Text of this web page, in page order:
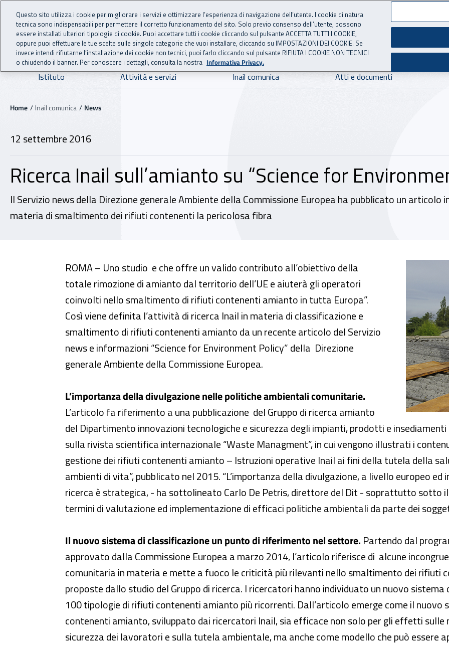
Vai al menu principale
Vai al contenuto principale
INAIL - Istituto Nazionale per l'Assicurazione
Navigazione principale
Istituto Attività e servizi Inail comunica Atti e documenti
Navigazione - Ti trovi in:
Home Inail comunica News
12 settembre 2016
Ricerca Inail sull’amianto su “Science for
Il Servizio news della Direzione generale Ambiente della Commissione Europea ha pubblicato un
materia di smaltimento dei rifiuti contenenti la pericolosa fibra
Ricerca Inail sull’amianto su “Science for Environment Policy”
ROMA – Uno studio e che offre un valido contributo all’obiettivo della
totale rimozione di amianto dal territorio dell’UE e aiuterà gli operatori
coinvolti nello smaltimento di rifiuti contenenti amianto in tutta Europa”.
Così viene definita l’attività di ricerca Inail in materia di classificazione e
smaltimento di rifiuti contenenti amianto da un recente articolo del Servizio
news e informazioni “Science for Environment Policy” della Direzione
generale Ambiente della Commissione Europea.
L’importanza della divulgazione nelle politiche ambientali comunitarie.
L’articolo fa riferimento a una pubblicazione del Gruppo di ricerca amianto
del Dipartimento innovazioni tecnologiche e sicurezza degli impianti, prodotti e
sulla rivista scientifica internazionale “Waste Managment”, in cui vengono illustrati i
gestione dei rifiuti contenenti amianto – Istruzioni operative Inail ai fini della tutela della
ambienti di vita”, pubblicato nel 2015. “L’importanza della divulgazione, a livello europeo
ricerca è strategica, - ha sottolineato Carlo De Petris, direttore del Dit - soprattutto sotto
termini di valutazione ed implementazione di efficaci politiche ambientali da parte dei
Il nuovo sistema di classificazione un punto di riferimento nel settore. Partendo dal
approvato dalla Commissione Europea a marzo 2014, l’articolo riferisce di alcune
comunitaria in materia e mette a fuoco le criticità più rilevanti nello smaltimento dei rifiuti
proposte dallo studio del Gruppo di ricerca. I ricercatori hanno individuato un nuovo
100 tipologie di rifiuti contenenti amianto più ricorrenti. Dall’articolo emerge come il nuovo
contenenti amianto, sviluppato dai ricercatori Inail, sia efficace non solo per gli effetti
sicurezza dei lavoratori e sulla tutela ambientale, ma anche come modello che può essere
Questo sito utilizza i cookie per migliorare i servizi e ottimizzare l’esperienza di navigazione dell’utente. I cookie di natura
tecnica sono indispensabili per permettere il corretto funzionamento del sito. Solo previo consenso dell’utente, possono
essere installati ulteriori tipologie di cookie. Puoi accettare tutti i cookie cliccando sul pulsante ACCETTA TUTTI I COOKIE,
oppure puoi effettuare le tue scelte sulle singole categorie che vuoi installare, cliccando su IMPOSTAZIONI DEI COOKIE. Se
invece intendi rifiutarne l’installazione dei cookie non tecnici, puoi farlo cliccando sul pulsante RIFIUTA I COOKIE NON TECNICI
o chiudendo il banner. Per conoscere i dettagli, consulta la nostra Informativa Privacy.